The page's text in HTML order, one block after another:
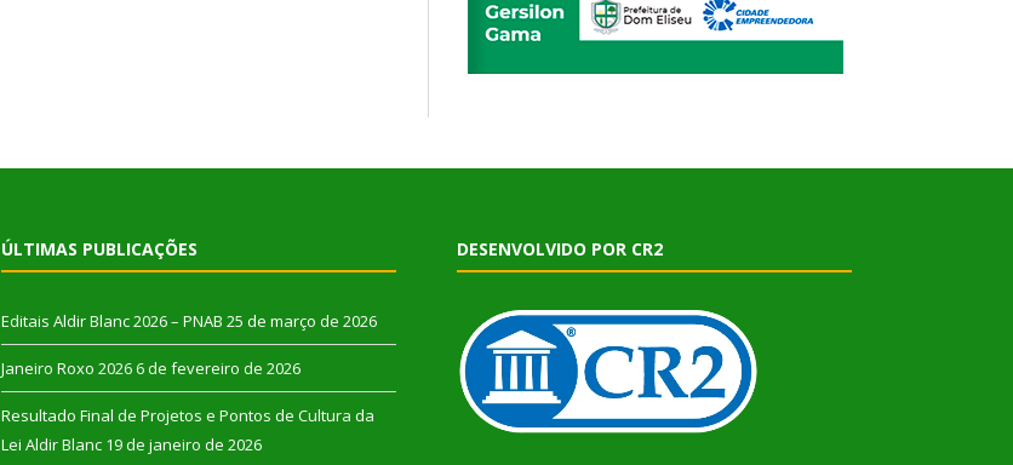
ÚLTIMAS PUBLICAÇÕES
Editais Aldir Blanc 2026 – PNAB 25 de março de 2026
Janeiro Roxo 2026 6 de fevereiro de 2026
Resultado Final de Projetos e Pontos de Cultura da
Lei Aldir Blanc 19 de janeiro de 2026
DESENVOLVIDO POR CR2